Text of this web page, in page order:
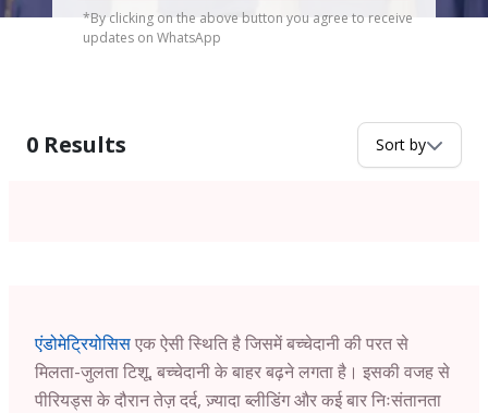
*By clicking on the above button you agree to receive
updates on WhatsApp
0 Results Sort by
एंडोमेट्रियोसिसएक ऐसी स्थिति है जिसमें बच्चेदानी की परत से
मिलता-जुलता टिशू, बच्चेदानी के बाहर बढ़ने लगता है। इसकी वजह से
पीरियड्स के दौरान तेज़ दर्द, ज़्यादा ब्लीडिंग और कई बार निःसंतानता